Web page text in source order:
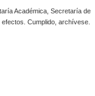
Académica, Secretaría de
Cumplido, archívese.